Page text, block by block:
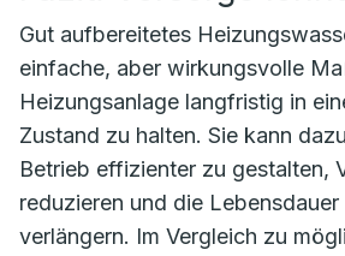
Gut aufbereitetes
einfache, aber wirkungsvolle
Heizungsanlage langfristig in
Zustand zu halten. Sie kann
Betrieb effizienter zu gestalten,
reduzieren und die
verlängern. Im Vergleich zu